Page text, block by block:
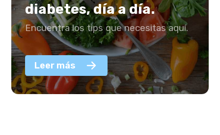
diabetes, día a día.
Encuentra los tips que necesitas aquí.
Leer más